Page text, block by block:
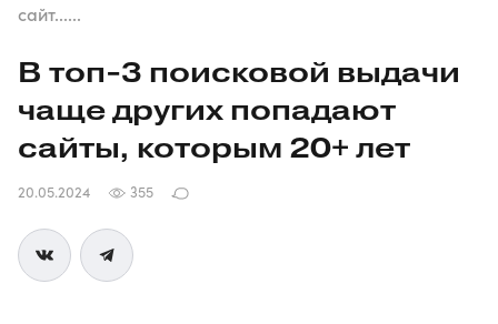
сайт......
В топ-3 поисковой выдачи
чаще других попадают
сайты, которым 20+ лет
20.05.2024 355